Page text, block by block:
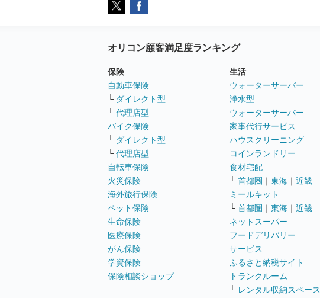
オリコン顧客満足度ランキング
保険
自動車保険
└ ダイレクト型
└ 代理店型
バイク保険
└ ダイレクト型
└ 代理店型
自転車保険
火災保険
海外旅行保険
ペット保険
生命保険
医療保険
がん保険
学資保険
保険相談ショップ
生活
ウォーターサーバー
浄水型
ウォーターサーバー
家事代行サービス
ハウスクリーニング
コインランドリー
食材宅配
└ 首都圏 ｜ 東海 ｜ 近畿
ミールキット
└ 首都圏 ｜ 東海 ｜ 近畿
ネットスーパー
フードデリバリー
サービス
ふるさと納税サイト
トランクルーム
└ レンタル収納スペース